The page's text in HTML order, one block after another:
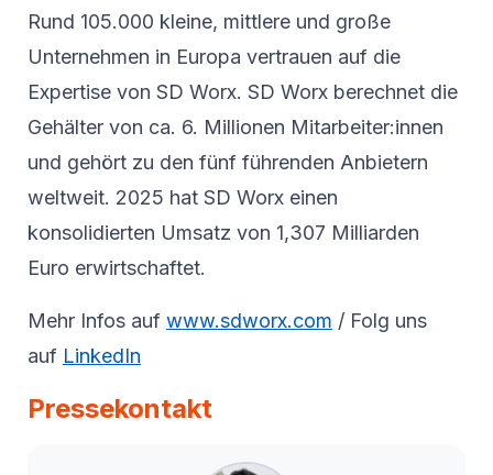
Rund 105.000 kleine, mittlere und große
Unternehmen in Europa vertrauen auf die
Expertise von SD Worx. SD Worx berechnet die
Gehälter von ca. 6. Millionen Mitarbeiter:innen
und gehört zu den fünf führenden Anbietern
weltweit. 2025 hat SD Worx einen
konsolidierten Umsatz von 1,307 Milliarden
Euro erwirtschaftet.
Mehr Infos auf www.sdworx.com / Folg uns
auf LinkedIn
Pressekontakt